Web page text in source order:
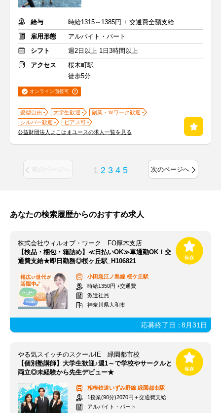
給与
時給1315～1385円 + 交通費全額支給
雇用形態
アルバイト・パート
シフト
週2日以上 1日3時間以上
アクセス
桜木町駅
徒歩5分
オンライン面接可
髪型自由 大学生歓迎
副業・Ｗワーク歓迎
シルバー歓迎
ピアス可
公益財団法人よこはまユースの求人一覧を見る
前のページへ 1 2 3 4 5 次のページへ
あなたの検索履歴からのおすすめ求人
株式会社ウィルオブ・ワーク FO厚木支店
【検品・梱包・箱詰め】≪日払いOK≫車通勤OK！交
通費支給★即日勤務◎桜ヶ丘駅_H106821
小田急江ノ島線 桜ケ丘駅
時給1350円 +交通費
派遣社員
神奈川県大和市
応募終了日：8月31日
やる気スイッチのスクールIE 緑園都市校
【個別塾講師】大学生歓迎♪週1～で学校やサークルと
両立◎未経験から先生デビュー★
相模鉄道いずみ野線 緑園都市駅
1授業(90分)2070円＋交通費支給
アルバイト・パート